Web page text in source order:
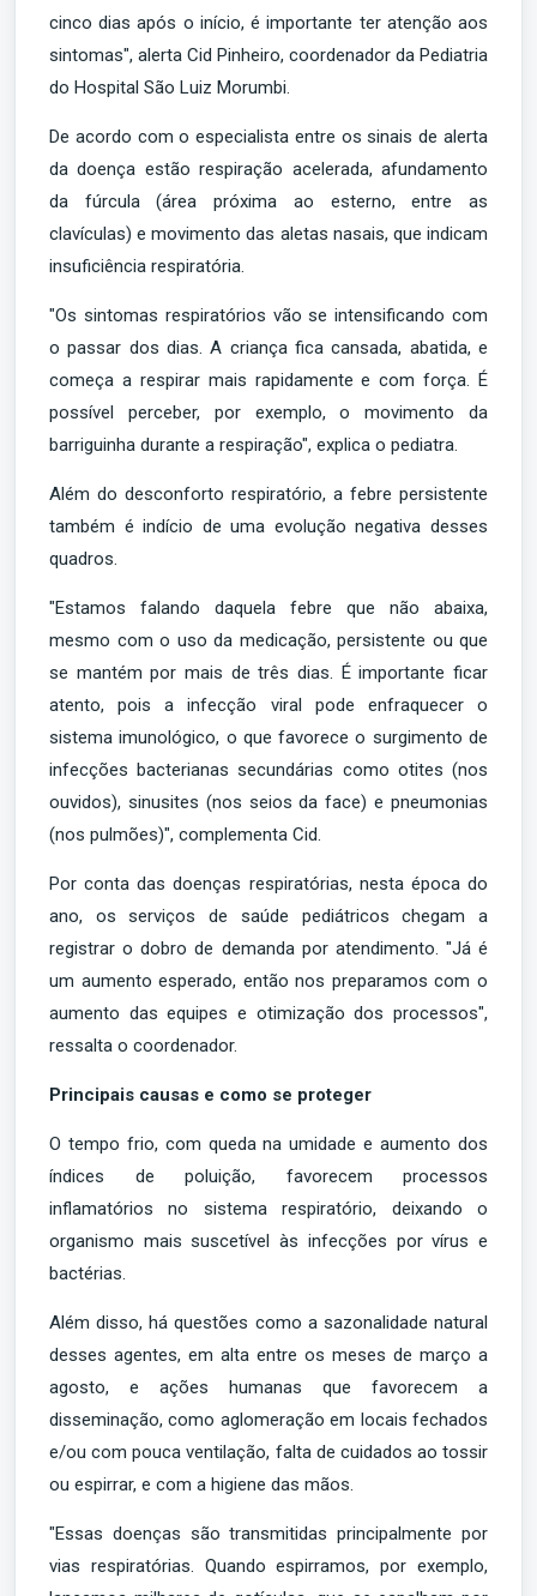
cinco dias após o início, é importante ter atenção aos
sintomas", alerta Cid Pinheiro, coordenador da Pediatria
do Hospital São Luiz Morumbi.
De acordo com o especialista entre os sinais de alerta
da doença estão respiração acelerada, afundamento
da fúrcula (área próxima ao esterno, entre as
clavículas) e movimento das aletas nasais, que indicam
insuficiência respiratória.
"Os sintomas respiratórios vão se intensificando com
o passar dos dias. A criança fica cansada, abatida, e
começa a respirar mais rapidamente e com força. É
possível perceber, por exemplo, o movimento da
barriguinha durante a respiração", explica o pediatra.
Além do desconforto respiratório, a febre persistente
também é indício de uma evolução negativa desses
quadros.
"Estamos falando daquela febre que não abaixa,
mesmo com o uso da medicação, persistente ou que
se mantém por mais de três dias. É importante ficar
atento, pois a infecção viral pode enfraquecer o
sistema imunológico, o que favorece o surgimento de
infecções bacterianas secundárias como otites (nos
ouvidos), sinusites (nos seios da face) e pneumonias
(nos pulmões)", complementa Cid.
Por conta das doenças respiratórias, nesta época do
ano, os serviços de saúde pediátricos chegam a
registrar o dobro de demanda por atendimento. "Já é
um aumento esperado, então nos preparamos com o
aumento das equipes e otimização dos processos",
ressalta o coordenador.
Principais causas e como se proteger
O tempo frio, com queda na umidade e aumento dos
índices de poluição, favorecem processos
inflamatórios no sistema respiratório, deixando o
organismo mais suscetível às infecções por vírus e
bactérias.
Além disso, há questões como a sazonalidade natural
desses agentes, em alta entre os meses de março a
agosto, e ações humanas que favorecem a
disseminação, como aglomeração em locais fechados
e/ou com pouca ventilação, falta de cuidados ao tossir
ou espirrar, e com a higiene das mãos.
"Essas doenças são transmitidas principalmente por
vias respiratórias. Quando espirramos, por exemplo,